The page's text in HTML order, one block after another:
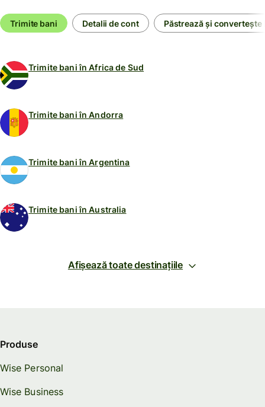
Trimite bani Detalii de cont Păstrează și convertește
Trimite bani în Africa de Sud
Trimite bani în Andorra
Trimite bani în Argentina
Trimite bani în Australia
Afișează toate destinațiile
Produse
Wise Personal
Wise Business